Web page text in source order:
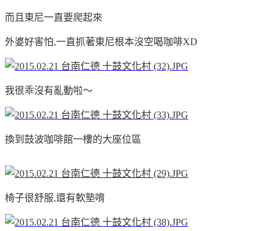
而且東尼一直要爬起來
外婆好害怕,一直抓著東尼根本沒空喝咖啡XD
我很乖沒有亂動啦～
換到 鼓波咖啡館一樓的大座位區
椅子很舒服,還有軟墊唷